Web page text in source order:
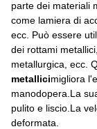
parte dei materiali
come lamiera di
ecc. Può essere
dei rottami
metallurgica, ecc.
metallicimigliora
manodopera.La
pulito e liscio.La
deformata.